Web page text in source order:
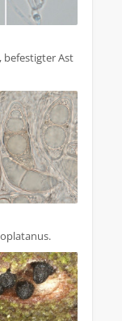
befestigter Ast